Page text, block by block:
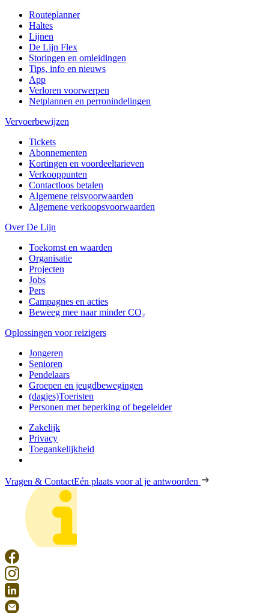
Routeplanner
Haltes
Lijnen
De Lijn Flex
Storingen en omleidingen
Tips, info en nieuws
App
Verloren voorwerpen
Netplannen en perronindelingen
Vervoerbewijzen
Tickets
Abonnementen
Kortingen en voordeeltarieven
Verkooppunten
Contactloos betalen
Algemene reisvoorwaarden
Algemene verkoopsvoorwaarden
Over De Lijn
Toekomst en waarden
Organisatie
Projecten
Jobs
Pers
Campagnes en acties
Beweeg mee naar minder CO₂
Oplossingen voor reizigers
Jongeren
Senioren
Pendelaars
Groepen en jeugdbewegingen
(dagjes)Toeristen
Personen met beperking of begeleider
Zakelijk
Privacy
Toegankelijkheid
Vragen & ContactEén plaats voor al je antwoorden